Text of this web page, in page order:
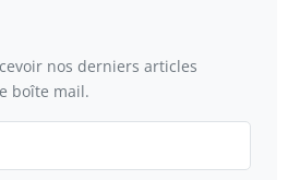
nos derniers articles
boîte mail.